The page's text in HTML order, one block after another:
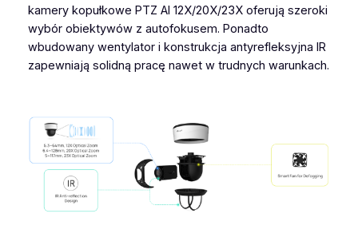
kamery kopułkowe PTZ AI 12X/20X/23X oferują szeroki
wybór obiektywów z autofokusem. Ponadto
wbudowany wentylator i konstrukcja antyrefleksyjna IR
zapewniają solidną pracę nawet w trudnych warunkach.